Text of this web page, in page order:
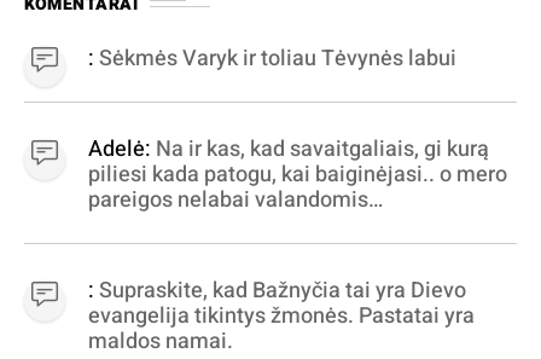
:Sėkmės Varyk ir toliau Tėvynės labui
Adelė: Na ir kas, kad savaitgaliais, gi kurą
piliesi kada patogu, kai baiginėjasi.. o mero
pareigos nelabai valandomis
virpinimas, ieškokit kur milijonus vagia
dujininkai, elektros aferistai, stadionų
statytojai Vilnuje
:Supraskite, kad Bažnyčia tai yra Dievo
evangelija tikintys žmonės. Pastatai yra
maldos namai.